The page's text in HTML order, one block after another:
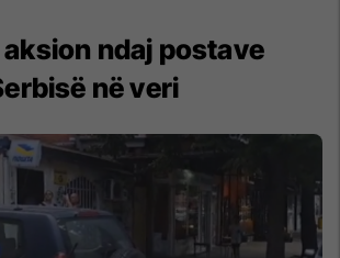
ndaj postave
në veri